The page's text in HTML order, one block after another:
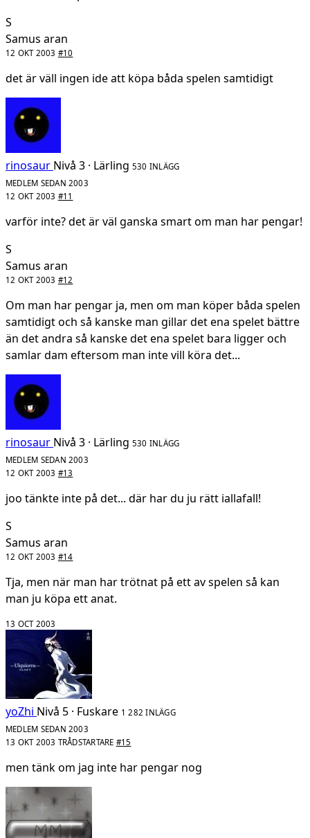
S
Samus aran
12 OKT 2003 #10
det är väll ingen ide att köpa båda spelen samtidigt
rinosaur Nivå 3 · Lärling 530 INLÄGG
MEDLEM SEDAN 2003
12 OKT 2003 #11
varför inte? det är väl ganska smart om man har pengar!
S
Samus aran
12 OKT 2003 #12
Om man har pengar ja, men om man köper båda spelen
samtidigt och så kanske man gillar det ena spelet bättre
än det andra så kanske det ena spelet bara ligger och
samlar dam eftersom man inte vill köra det...
rinosaur Nivå 3 · Lärling 530 INLÄGG
MEDLEM SEDAN 2003
12 OKT 2003 #13
joo tänkte inte på det... där har du ju rätt iallafall!
S
Samus aran
12 OKT 2003 #14
Tja, men när man har trötnat på ett av spelen så kan
man ju köpa ett anat.
13 OCT 2003
yoZhi Nivå 5 · Fuskare 1 282 INLÄGG
MEDLEM SEDAN 2003
13 OKT 2003 TRÅDSTARTARE #15
men tänk om jag inte har pengar nog